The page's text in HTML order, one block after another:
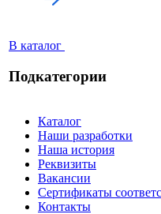
В каталог
Подкатегории
Каталог
Наши разработки
Наша история
Реквизиты
Вакансии
Сертификаты
Контакты